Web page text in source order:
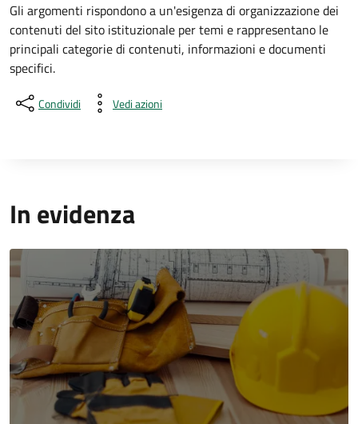
Gli argomenti rispondono a un'esigenza di organizzazione dei
contenuti del sito istituzionale per temi e rappresentano le
principali categorie di contenuti, informazioni e documenti
specifici.
Condividi Vedi azioni
In evidenza